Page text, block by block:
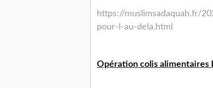
https://muslimsadaquah.fr/
pour-l-au-dela.html
Opération colis alimentaires